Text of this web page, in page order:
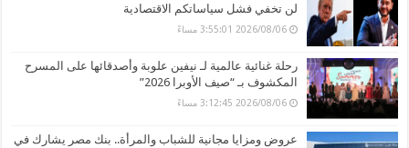
لن تخفي فشل سياساتكم الاقتصادية
2026/08/06 3:55:01 مساءً
رحلة غنائية عالمية لـ نيفين علوبة وأصدقائها على المسرح
المكشوف بـ “صيف الأوبرا 2026”
2026/08/06 3:12:45 مساءً
عروض ومزايا مجانية للشباب والمرأة.. بنك مصر يشارك في